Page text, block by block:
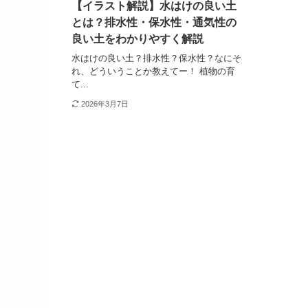
【イラスト解説】水はけの良い土
とは？排水性・保水性・通気性の
良い土をわかりやすく解説
水はけの良い土？排水性？保水性？なにそ
れ、どういうことか教えてー！ 植物の育
て...
2026年3月7日